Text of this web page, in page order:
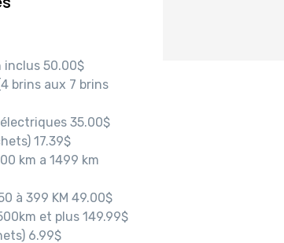
inclus 50.00$
brins aux 7 brins
35.00$
17.39$
km a 1499 km
à 399 KM 49.00$
et plus 149.99$
6.99$